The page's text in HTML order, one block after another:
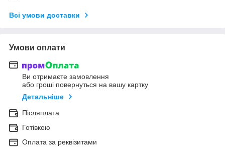
Всі умови доставки
Умови оплати
Ви отримаєте замовлення
або гроші повернуться на вашу картку
Детальніше
Післяплата
Готівкою
Оплата за реквізитами